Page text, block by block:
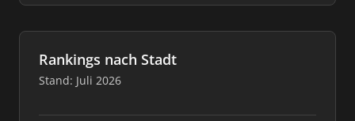
Rankings nach Stadt
Stand: Juli 2026